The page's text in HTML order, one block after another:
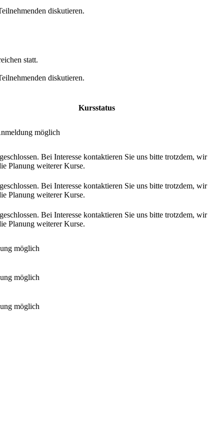
diskutieren.
statt.
diskutieren.
Kursstatus
möglich
Bei Interesse kontaktieren Sie uns bitte trotzdem, wir
Planung weiterer Kurse.
Bei Interesse kontaktieren Sie uns bitte trotzdem, wir
Planung weiterer Kurse.
Bei Interesse kontaktieren Sie uns bitte trotzdem, wir
Planung weiterer Kurse.
möglich
möglich
möglich